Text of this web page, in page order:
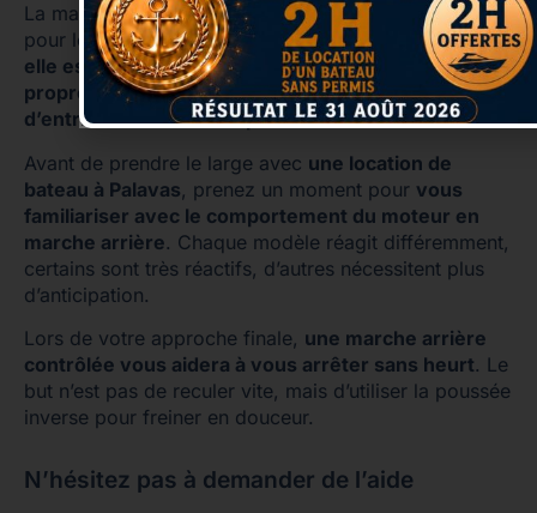
La marche arrière n’est pas toujours intuitive, surtout
pour les plaisanciers peu expérimentés. Et pourtant,
elle est indispensable pour réussir une approche
propre, ralentir votre allure ou ajuster l’angle
d’entrée dans votre emplacement.
Avant de prendre le large avec une location de
bateau à Palavas, prenez un moment pour vous
familiariser avec le comportement du moteur en
marche arrière. Chaque modèle réagit différemment,
certains sont très réactifs, d’autres nécessitent plus
d’anticipation.
Lors de votre approche finale, une marche arrière
contrôlée vous aidera à vous arrêter sans heurt. Le
but n’est pas de reculer vite, mais d’utiliser la poussée
inverse pour freiner en douceur.
N’hésitez pas à demander de l’aide